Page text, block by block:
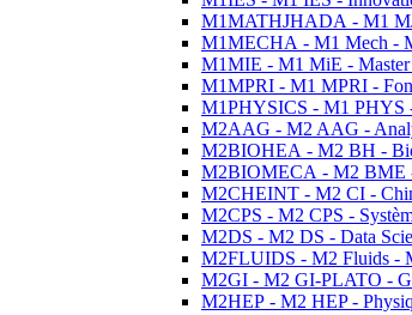
M1MATHJHADA - M1
M1MECHA - M1 Mech -
M1MIE - M1 MiE - Master
M1MPRI - M1 MPRI -
M1PHYSICS - M1 PHYS
M2AAG - M2 AAG -
M2BIOHEA - M2 BH -
M2BIOMECA - M2 BME
M2CHEINT - M2 CI -
M2CPS - M2 CPS -
M2DS - M2 DS - Data
M2FLUIDS - M2 Fluids -
M2GI - M2 GI-PLATO -
M2HEP - M2 HEP -